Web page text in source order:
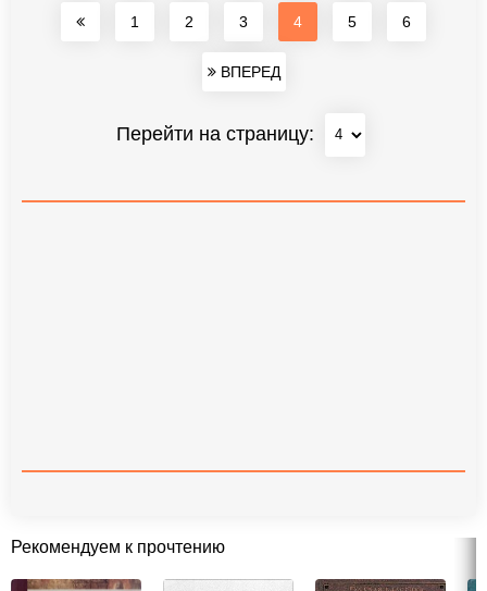
1 2 3 4 5 6
ВПЕРЕД
Перейти на страницу:
Рекомендуем к прочтению